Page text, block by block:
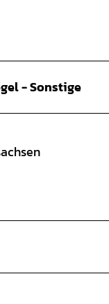
- Sonstige